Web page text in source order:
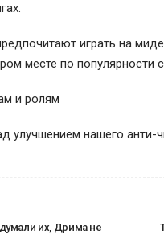
играть на
месте по популярности
нашего анти-
их, Дрима не